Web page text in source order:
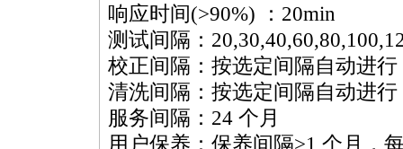
响应时间(>90%) ：20min
测试间隔：
校正间隔：按选定间隔自动进
清洗间隔：按选定间隔自动进
服务间隔：24 个月
用户保养：保养间隔>1 个月，